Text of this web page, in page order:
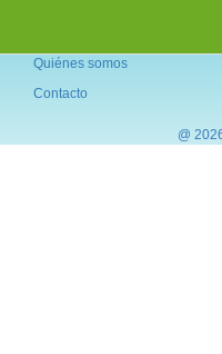
Quiénes somos
Contacto
@